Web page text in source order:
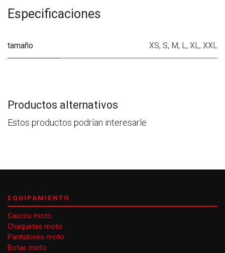
Especificaciones
tamaño XS, S, M, L, XL, XXL
Productos alternativos
Estos productos podrían interesarle
EQUIPAMIENTO
Cascos moto
Chaquetas moto
Pantalones moto
Botas moto